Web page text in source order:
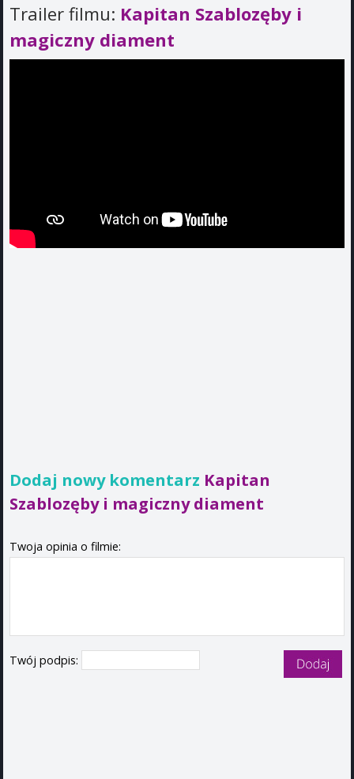
Trailer filmu: Kapitan Szablozęby i
magiczny diament
Dodaj nowy komentarz Kapitan
Szablozęby i magiczny diament
Twoja opinia o filmie:
Twój podpis: